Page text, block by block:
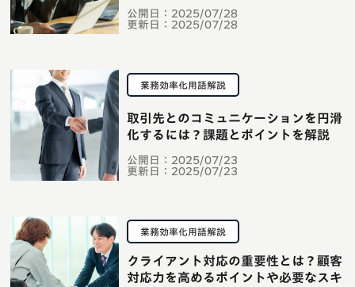
公開日： 2025/07/28
更新日： 2025/07/28
業務効率化用語解説
公開日： 2025/07/23
更新日： 2025/07/23
取引先とのコミュニケーションを円滑
化するには？課題とポイントを解説
業務効率化用語解説
クライアント対応の重要性とは？顧客
対応力を高めるポイントや必要なスキ